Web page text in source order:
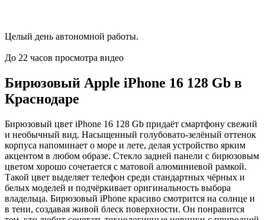
Целый день автономной работы.
До 22 часов просмотра видео
Бирюзовый Apple iPhone 16 128 Gb в
Краснодаре
Бирюзовый цвет iPhone 16 128 Gb придаёт смартфону свежий
и необычный вид. Насыщенный голубовато-зелёный оттенок
корпуса напоминает о море и лете, делая устройство ярким
акцентом в любом образе. Стекло задней панели с бирюзовым
цветом хорошо сочетается с матовой алюминиевой рамкой.
Такой цвет выделяет телефон среди стандартных чёрных и
белых моделей и подчёркивает оригинальность выбора
владельца. Бирюзовый iPhone красиво смотрится на солнце и
в тени, создавая живой блеск поверхности. Он понравится